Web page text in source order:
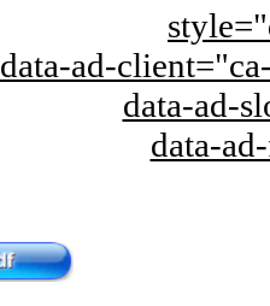
data-ad-
data-ad-
data-